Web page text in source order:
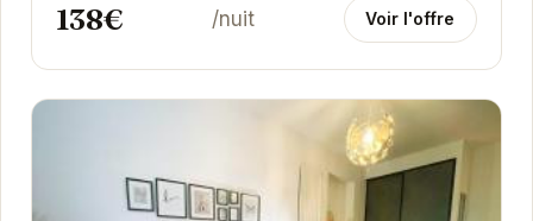
138€ /nuit Voir l'offre